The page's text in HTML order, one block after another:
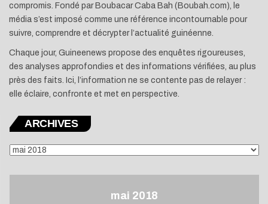
compromis. Fondé par Boubacar Caba Bah (Boubah.com), le
média s’est imposé comme une référence incontournable pour
suivre, comprendre et décrypter l’actualité guinéenne.
Chaque jour, Guineenews propose des enquêtes rigoureuses,
des analyses approfondies et des informations vérifiées, au plus
près des faits. Ici, l’information ne se contente pas de relayer :
elle éclaire, confronte et met en perspective.
ARCHIVES
ARCHIVES
mai 2018